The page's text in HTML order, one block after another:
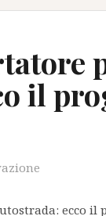
il
ecco il